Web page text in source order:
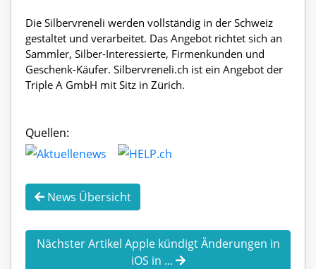
Die Silbervreneli werden vollständig in der Schweiz
gestaltet und verarbeitet. Das Angebot richtet sich an
Sammler, Silber-Interessierte, Firmenkunden und
Geschenk-Käufer. Silbervreneli.ch ist ein Angebot der
Triple A GmbH mit Sitz in Zürich.
Quellen:
News Übersicht
Nächster Artikel Apple kündigt Änderungen in
iOS in ...